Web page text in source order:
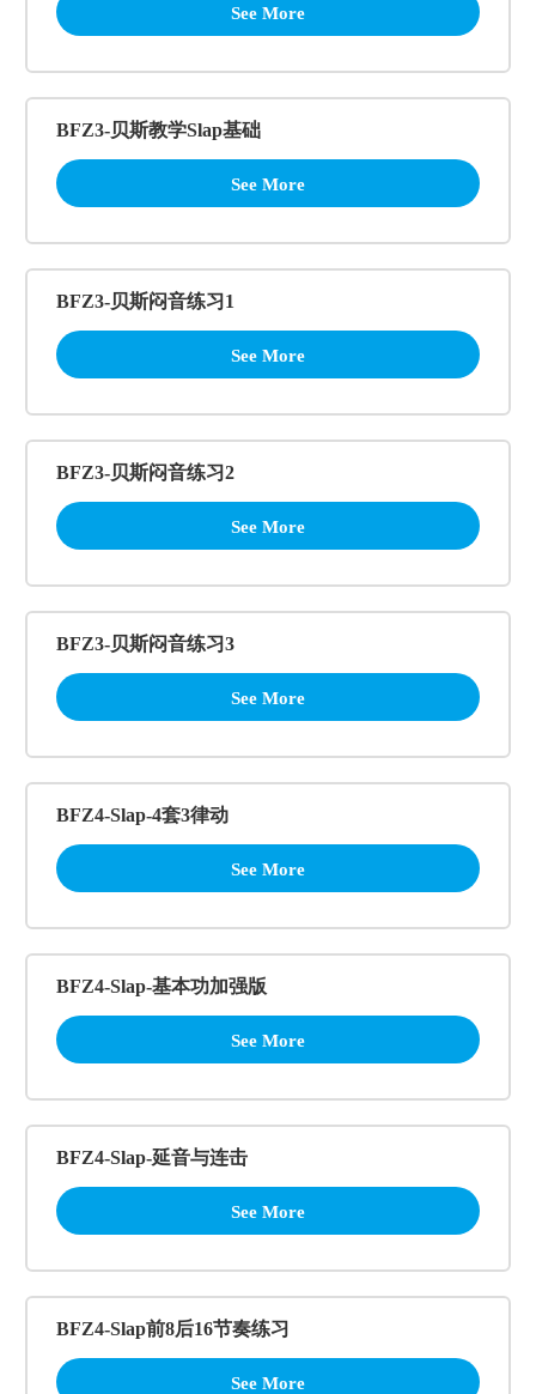
See More
BFZ3-贝斯教学Slap基础
See More
BFZ3-贝斯闷音练习1
See More
BFZ3-贝斯闷音练习2
See More
BFZ3-贝斯闷音练习3
See More
BFZ4-Slap-4套3律动
See More
BFZ4-Slap-基本功加强版
See More
BFZ4-Slap-延音与连击
See More
BFZ4-Slap前8后16节奏练习
See More